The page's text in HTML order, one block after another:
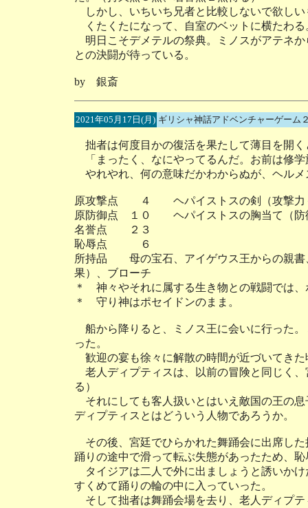
しかし、いちいち兄者と比較しないで欲しい
くたくたになって、自室のベットに横たわる
明日こそデメテルの祭典。ミノスがアテネ
との決闘が待っている。
by 銀斎
2021年05月17日(月) ギリシャ神話アドベンチャーゲー
拙者は何度目かの復活を果たして薄目を開く
「まったく、なにやってるんだ。お前は修
やれやれ、何の意味だかわからぬが、ヘル
原攻撃点 ４ ヘパイストスの剣（攻撃力
原防御点 １０ ヘパイストスの胸当て（防
名誉点 ２３
恥辱点 ６
所持品 母の宝石、アイゲウス王からの親書
果）、ブローチ
＊ 神々やそれに属する生き物との戦闘では
＊ 守り神はポセイドンのまま。
船から降りると、ミノス王に会いに行った
った。
歓迎の宴も徐々に解散の時間が近づいてき
老人ディプティスは、以前の冒険と同じく
る）
それにしても客人扱いとはいえ敵国の王の
ディプティスとはどういう人物であろうか。
その後、宮廷でひらかれた舞踊会に出席し
踊りの途中で滑って転ぶ失態があったため、
タイジアは二人で外に出ましょうと誘いか
すくめて踊りの輪の中に入っていった。
そして拙者は舞踊会場を去り、老人ディプ